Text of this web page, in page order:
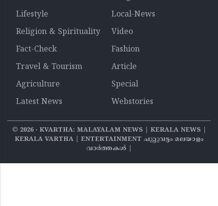
Lifestyle
Local-News
Religion & Spirituality
Video
Fact-Check
Fashion
Travel & Tourism
Article
Agriculture
Special
Latest News
Webstories
© 2026‧ KVARTHA: MALAYALAM NEWS | KERALA NEWS |
KERALA VARTHA | ENTERTAINMENT ചുറ്റുവട്ടം മലയാളം
വാര്‍ത്തകൾ |